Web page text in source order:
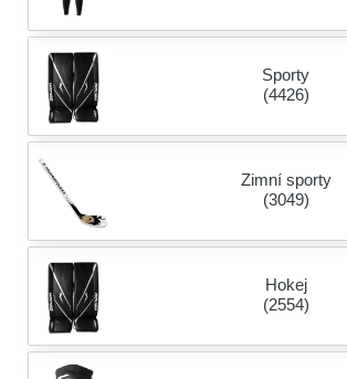
Sporty
(4426)
Zimní sporty
(3049)
Hokej
(2554)